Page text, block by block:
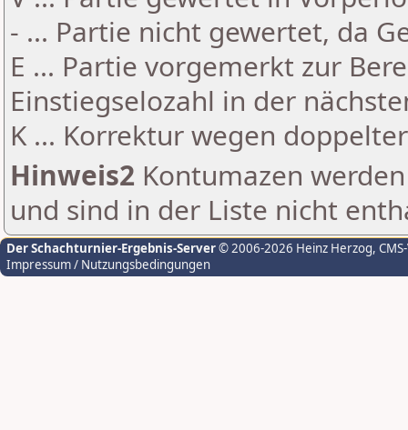
- ... Partie nicht gewertet, da
E ... Partie vorgemerkt zur
Einstiegselozahl in der
K ... Korrektur wegen
Hinweis2 Kontumazen
und sind in der Liste nicht
Der Schachturnier-Ergebnis-Server© 2006-2026 Heinz Herzog,
Impressum / Nutzungsbedingungen